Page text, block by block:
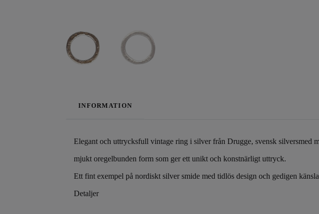
INFORMATION
Elegant och uttrycksfull vintage ring i silver från Drugge, svensk silversmed
mjukt oregelbunden form som ger ett unikt och konstnärligt uttryck.
Ett fint exempel på nordiskt silver smide med tidlös design och gedigen
Detaljer